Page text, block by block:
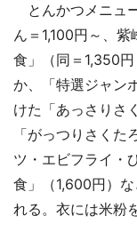
とんかつメニュ
ん＝1,100円～、
食」（同＝1,350
か、「特選ジャン
けた「あっさりさ
「がっつりさく
ツ・エビフライ・
食」（1,600円）
れる。衣には米粉